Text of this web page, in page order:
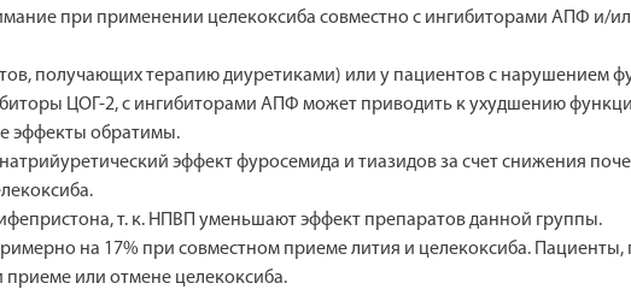
при применении целекоксиба совместно с ингибиторами АПФ и/
получающих терапию диуретиками) или у пациентов с нарушением
ЦОГ-2, с ингибиторами АПФ может приводить к ухудшению
эффекты обратимы.
эффект фуросемида и тиазидов за счет снижения
т. к. НПВП уменьшают эффект препаратов данной группы.
на 17% при совместном приеме лития и целекоксиба.
или отмене целекоксиба.